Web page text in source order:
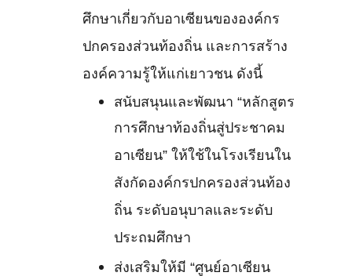
ศึกษาเกี่ยวกับอาเซียนขององค์กร
ปกครองส่วนท้องถิ่น และการสร้าง
องค์ความรู้ให้แก่เยาวชน ดังนี้
สนับสนุนและพัฒนา “หลักสูตร
การศึกษาท้องถิ่นสู่ประชาคม
อาเซียน” ให้ใช้ในโรงเรียนใน
สังกัดองค์กรปกครองส่วนท้อง
ถิ่น ระดับอนุบาลและระดับ
ประถมศึกษา
ส่งเสริมให้มี “ศูนย์อาเซียน